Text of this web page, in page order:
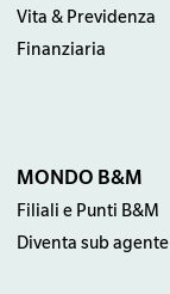
Vita & Previdenza
Finanziaria
MONDO B&M
Filiali e Punti B&M
Diventa sub agente